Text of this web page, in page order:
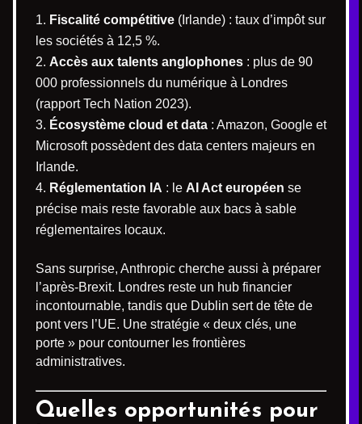
Fiscalité compétitive (Irlande) : taux d’impôt sur
les sociétés à 12,5 %.
Accès aux talents anglophones : plus de 90
000 professionnels du numérique à Londres
(rapport Tech Nation 2023).
Écosystème cloud et data : Amazon, Google et
Microsoft possèdent des data centers majeurs en
Irlande.
Réglementation IA : le AI Act européen se
précise mais reste favorable aux bacs à sable
réglementaires locaux.
Sans surprise, Anthropic cherche aussi à préparer
l’après-Brexit. Londres reste un hub financier
incontournable, tandis que Dublin sert de tête de
pont vers l’UE. Une stratégie « deux clés, une
porte » pour contourner les frontières
administratives.
Quelles opportunités pour